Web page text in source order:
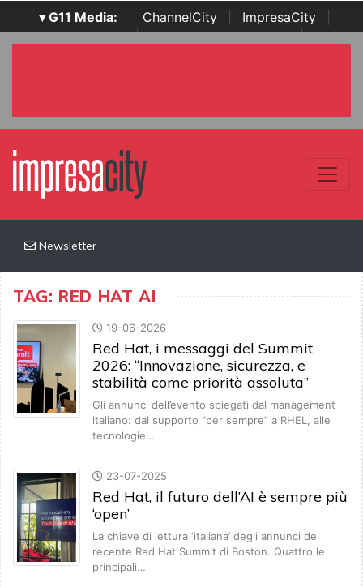
▾ G11 Media: ChannelCity ImpresaCity
SecurityOpenLab | Italian Channel Awards | Italian
Newsletter
TAG: RED HAT AI
19-06-2026
Red Hat, i messaggi del Summit
2026: “Innovazione, sicurezza, e
stabilità come priorità assoluta”
Gli annunci dell’evento spiegati dal management
italiano: dal supporto “per sempre” a RHEL, alle
tecnologie…
23-07-2025
Red Hat, il futuro dell’AI è sempre più
‘open’
La chiave di lettura ‘italiana’ degli annunci del
recente Red Hat Summit di Boston. Quattro le
principali…